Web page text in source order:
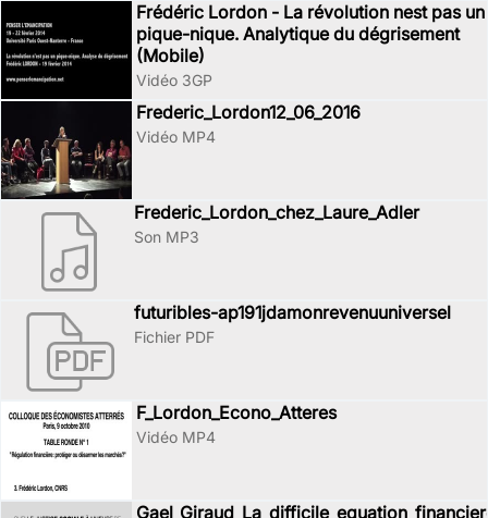
Frédéric Lordon - La révolution nest pas un
pique-nique. Analytique du dégrisement
(Mobile)
Vidéo 3GP
Frederic_Lordon12_06_2016
Vidéo MP4
Frederic_Lordon_chez_Laure_Adler
Son MP3
futuribles-ap191jdamonrevenuuniversel
Fichier PDF
F_Lordon_Econo_Atteres
Vidéo MP4